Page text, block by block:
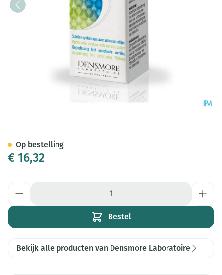
€ 16,32
Bestel
Op bestelling
Bekijk alle producten van Densmore Laboratoire